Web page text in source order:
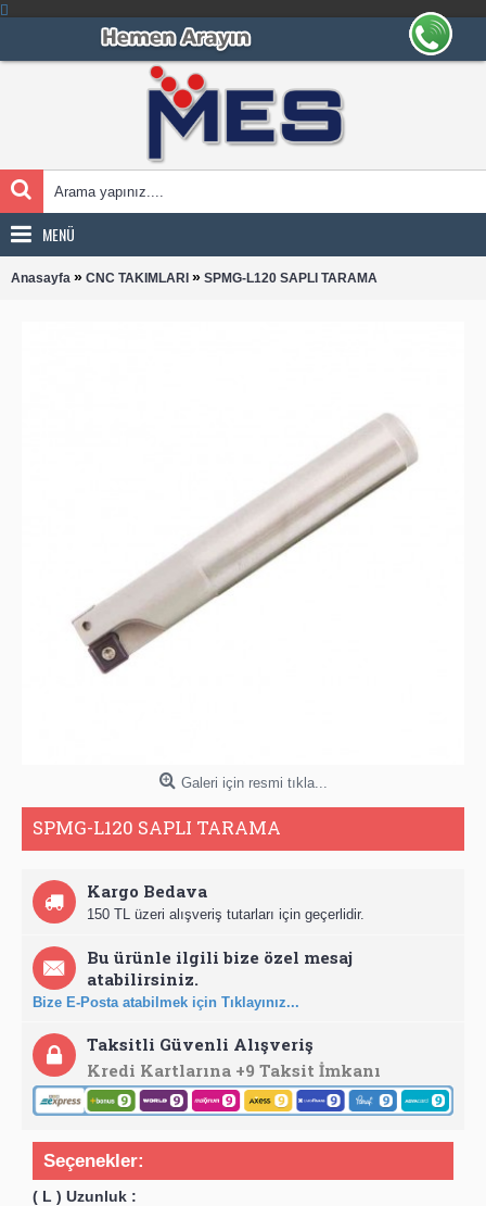
MENÜ
Anasayfa » CNC TAKIMLARI » SPMG-L120 SAPLI TARAMA
Galeri için resmi tıkla...
SPMG-L120 SAPLI TARAMA
Kargo Bedava
150 TL üzeri alışveriş tutarları için geçerlidir.
Bu ürünle ilgili bize özel mesaj
atabilirsiniz.
Bize E-Posta atabilmek için Tıklayınız...
Taksitli Güvenli Alışveriş
Kredi Kartlarına +9 Taksit İmkanı
Seçenekler:
( L ) Uzunluk :